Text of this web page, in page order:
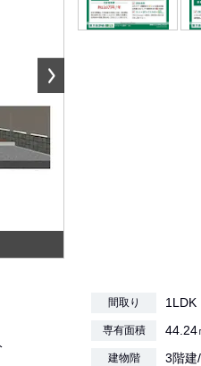
間取り 1LDK
専有面積 44.24
建物階 3階建